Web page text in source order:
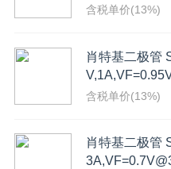
含税单价(13%)
肖特基二极管
含税单价(13%)
肖特基二极管